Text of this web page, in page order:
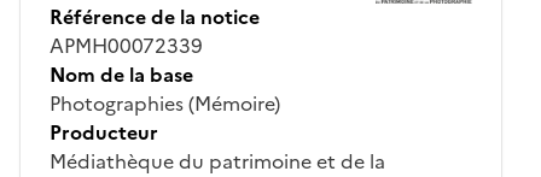
Référence de la notice
APMH00072339
Nom de la base
Photographies (Mémoire)
Producteur
Médiathèque du patrimoine et de la